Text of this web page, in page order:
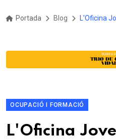
Portada Blog
OCUPACIÓ I FORMACIÓ
L'Oficina